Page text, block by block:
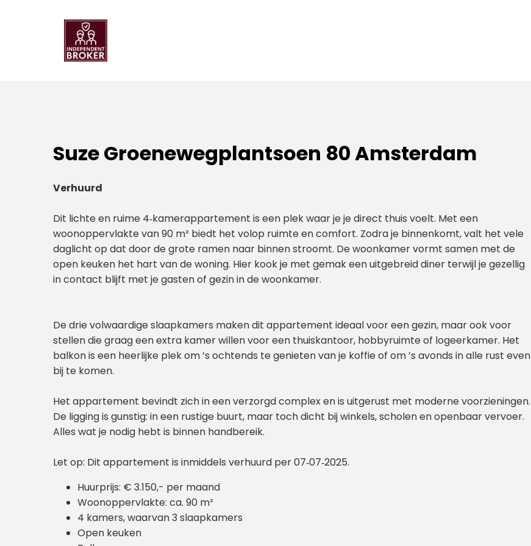
Suze Groenewegplantsoen 80 Amsterdam
Verhuurd
Dit lichte en ruime 4‑kamerappartement is een plek waar je je direct thuis voelt. Met een
woonoppervlakte van 90 m² biedt het volop ruimte en comfort. Zodra je binnenkomt, valt het vele
daglicht op dat door de grote ramen naar binnen stroomt. De woonkamer vormt samen met de
open keuken het hart van de woning. Hier kook je met gemak een uitgebreid diner terwijl je gezellig
in contact blijft met je gasten of gezin in de woonkamer.
De drie volwaardige slaapkamers maken dit appartement ideaal voor een gezin, maar ook voor
stellen die graag een extra kamer willen voor een thuiskantoor, hobbyruimte of logeerkamer. Het
balkon is een heerlijke plek om ’s ochtends te genieten van je koffie of om ’s avonds in alle rust even
bij te komen.
Het appartement bevindt zich in een verzorgd complex en is uitgerust met moderne voorzieningen.
De ligging is gunstig: in een rustige buurt, maar toch dicht bij winkels, scholen en openbaar vervoer.
Alles wat je nodig hebt is binnen handbereik.
Let op: Dit appartement is inmiddels verhuurd per 07‑07‑2025.
Huurprijs: € 3.150,- per maand
Woonoppervlakte: ca. 90 m²
4 kamers, waarvan 3 slaapkamers
Open keuken